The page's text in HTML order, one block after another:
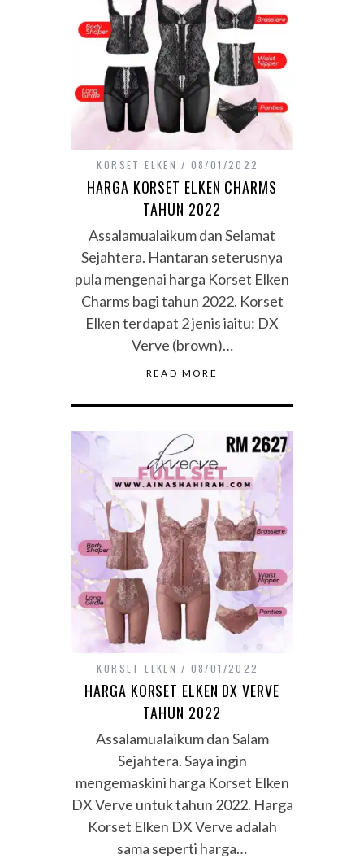
KORSET ELKEN 08/01/2022
HARGA KORSET ELKEN CHARMS
TAHUN 2022
Assalamualaikum dan Selamat
Sejahtera. Hantaran seterusnya
pula mengenai harga Korset Elken
Charms bagi tahun 2022. Korset
Elken terdapat 2 jenis iaitu: DX
Verve (brown)…
READ MORE
KORSET ELKEN 08/01/2022
HARGA KORSET ELKEN DX VERVE
TAHUN 2022
Assalamualaikum dan Salam
Sejahtera. Saya ingin
mengemaskini harga Korset Elken
DX Verve untuk tahun 2022. Harga
Korset Elken DX Verve adalah
sama seperti harga…